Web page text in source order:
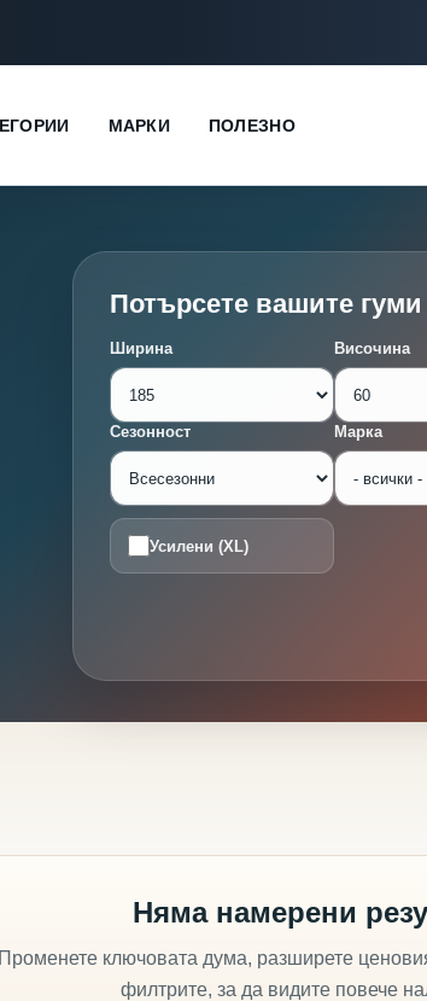
МАРКИ ПОЛЕЗНО
Потърсете вашите гуми
Ширина Височина
Сезонност Марка
Усилени (XL)
Няма намерени
Променете ключовата дума, разширете
филтрите, за да видите повече